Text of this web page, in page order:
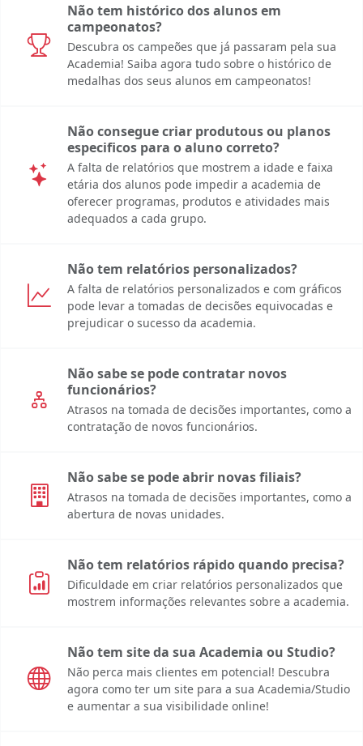
Não tem histórico dos alunos em
campeonatos?
Descubra os campeões que já passaram pela sua
Academia! Saiba agora tudo sobre o histórico de
medalhas dos seus alunos em campeonatos!
Não consegue criar produtous ou planos
especificos para o aluno correto?
A falta de relatórios que mostrem a idade e faixa
etária dos alunos pode impedir a academia de
oferecer programas, produtos e atividades mais
adequados a cada grupo.
Não tem relatórios personalizados?
A falta de relatórios personalizados e com gráficos
pode levar a tomadas de decisões equivocadas e
prejudicar o sucesso da academia.
Não sabe se pode contratar novos
funcionários?
Atrasos na tomada de decisões importantes, como a
contratação de novos funcionários.
Não sabe se pode abrir novas filiais?
Atrasos na tomada de decisões importantes, como a
abertura de novas unidades.
Não tem relatórios rápido quando precisa?
Dificuldade em criar relatórios personalizados que
mostrem informações relevantes sobre a academia.
Não tem site da sua Academia ou Studio?
Não perca mais clientes em potencial! Descubra
agora como ter um site para a sua Academia/Studio
e aumentar a sua visibilidade online!